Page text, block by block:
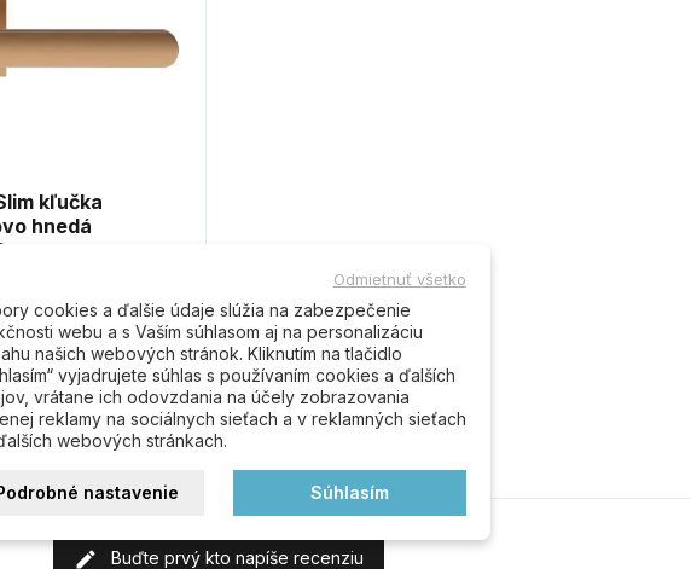
kľučka
hnedá
Do košíka
Buďte prvý kto napíše recenziu
Odmietnuť všetko
cookies a ďalšie údaje slúžia na zabezpečenie
webu a s Vaším súhlasom aj na personalizáciu
našich webových stránok. Kliknutím na tlačidlo
vyjadrujete súhlas s používaním cookies a ďalších
vrátane ich odovzdania na účely zobrazovania
reklamy na sociálnych sieťach a v reklamných sieťach
webových stránkach.
nastavenie Súhlasím